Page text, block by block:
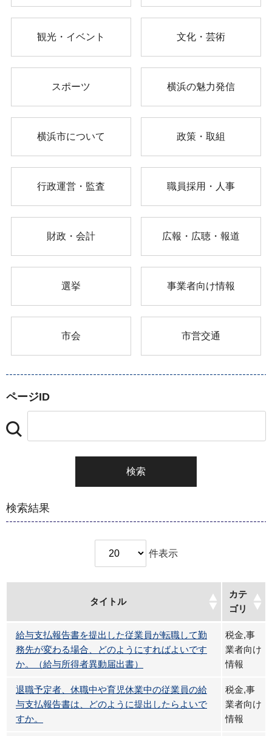
観光・イベント 文化・芸術
スポーツ 横浜の魅力発信
横浜市について 政策・取組
行政運営・監査 職員採用・人事
財政・会計 広報・広聴・報道
選挙 事業者向け情報
市会 市営交通
ページID
検索
検索結果
件表示
タイトル
カテ
ゴリ
給与支払報告書を提出した従業員が転職して勤
務先が変わる場合、どのようにすればよいです
か。（給与所得者異動届出書）
税金,事
業者向け
情報
退職予定者、休職中や育児休業中の従業員の給
与支払報告書は、どのように提出したらよいで
すか。
税金,事
業者向け
情報